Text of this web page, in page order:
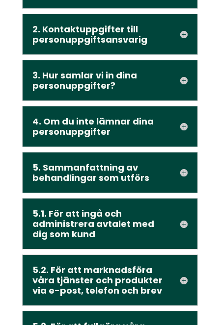
2. Kontaktuppgifter till
personuppgiftsansvarig
3. Hur samlar vi in dina
personuppgifter?
4. Om du inte lämnar dina
personuppgifter
5. Sammanfattning av
behandlingar som utförs
5.1. För att ingå och
administrera avtalet med
dig som kund
5.2. För att marknadsföra
våra tjänster och produkter
via e-post, telefon och brev